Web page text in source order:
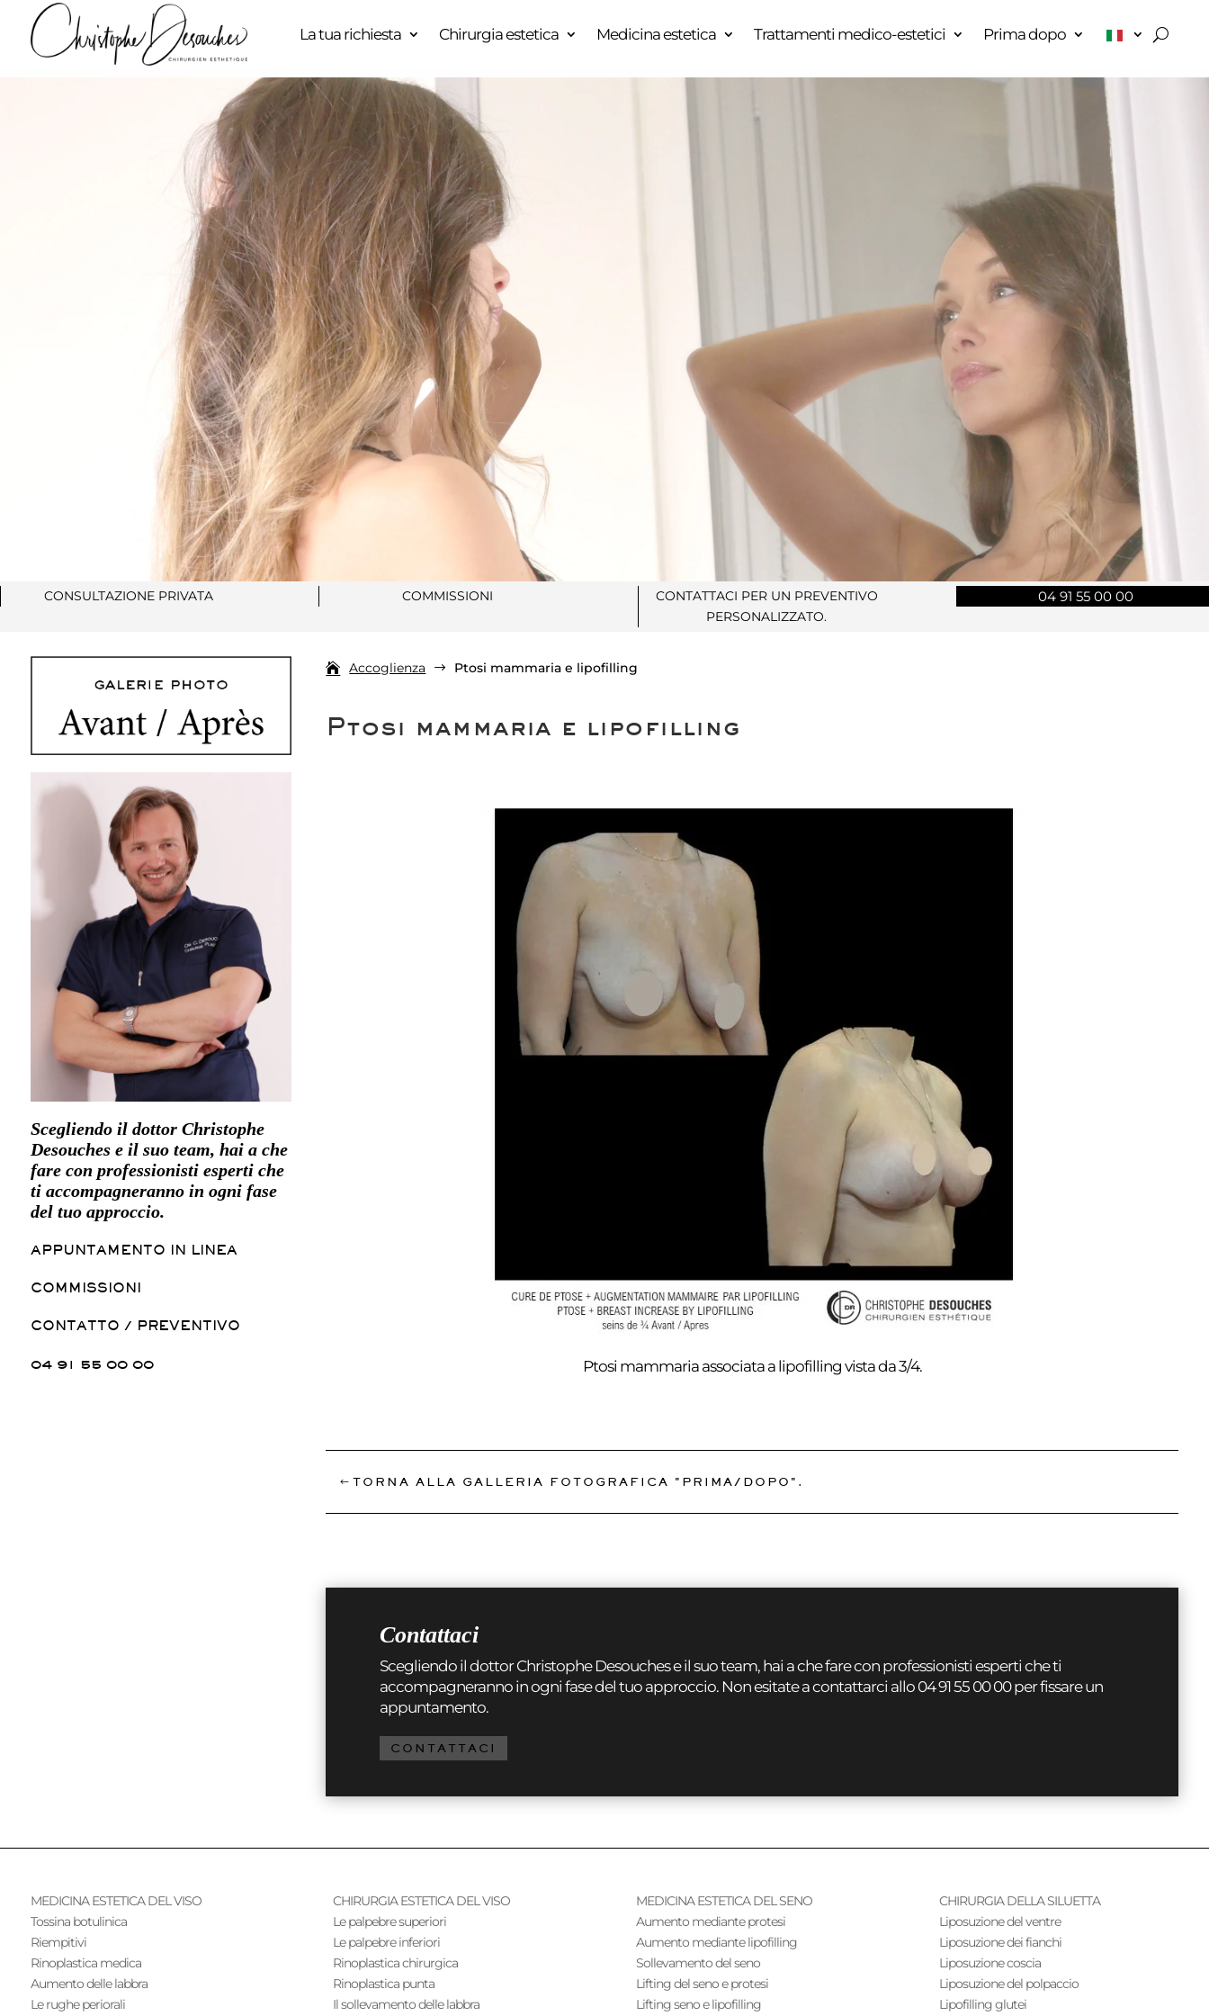
La tua richiesta Chirurgia estetica Medicina estetica Trattamenti medico-estetici Prima dopo
CONSULTAZIONE PRIVATA COMMISSIONI
CONTATTACI PER UN PREVENTIVO
PERSONALIZZATO.
04 91 55 00 00
Scegliendo il dottor Christophe
Desouches e il suo team, hai a che
fare con professionisti esperti che
ti accompagneranno in ogni fase
del tuo approccio.
APPUNTAMENTO IN LINEA
COMMISSIONI
CONTATTO / PREVENTIVO
04 91 55 00 00
Accoglienza $ Ptosi mammaria e lipofilling
Ptosi mammaria e lipofilling
Ptosi mammaria associata a lipofilling vista da 3/4.
TORNA ALLA GALLERIA FOTOGRAFICA "PRIMA/DOPO".
Contattaci
Scegliendo il dottor Christophe Desouches e il suo team, hai a che fare con professionisti esperti che ti
accompagneranno in ogni fase del tuo approccio. Non esitate a contattarci allo 04 91 55 00 00 per fissare un
appuntamento.
CONTATTACI
MEDICINA ESTETICA DEL VISO
Tossina botulinica
Riempitivi
Rinoplastica medica
Aumento delle labbra
Le rughe periorali
CHIRURGIA ESTETICA DEL VISO
Le palpebre superiori
Le palpebre inferiori
Rinoplastica chirurgica
Rinoplastica punta
Il sollevamento delle labbra
MEDICINA ESTETICA DEL SENO
Aumento mediante protesi
Aumento mediante lipofilling
Sollevamento del seno
Lifting del seno e protesi
Lifting seno e lipofilling
CHIRURGIA DELLA SILUETTA
Liposuzione del ventre
Liposuzione dei fianchi
Liposuzione coscia
Liposuzione del polpaccio
Lipofilling glutei